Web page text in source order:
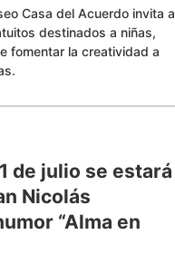
Casa del Acuerdo invita a
destinados a niñas,
fomentar la creatividad a
de julio se estará
Nicolás
“Alma en